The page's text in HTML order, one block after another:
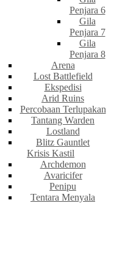
Penjara 6
Gila
Penjara 7
Gila
Penjara 8
Arena
Lost Battlefield
Ekspedisi
Arid Ruins
Percobaan Terlupakan
Tantang Warden
Lostland
Blitz Gauntlet
Krisis Kastil
Archdemon
Avaricifer
Penipu
Tentara Menyala